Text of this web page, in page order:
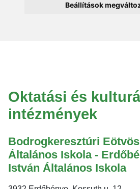
Beállítások
Oktatási és
intézmények
Bodrogkeresztúri
Általános Iskola -
István Általános Iskola